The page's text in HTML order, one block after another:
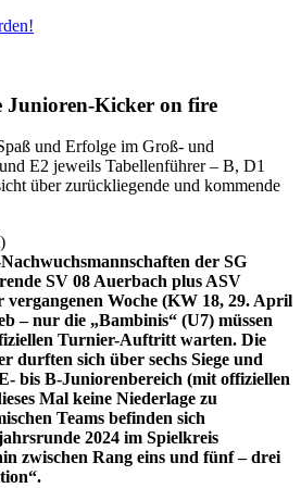
Junioren-Kicker on fire
und Erfolge im Groß- und
E2 jeweils Tabellenführer – B, D1
über zurückliegende und kommende
der SG
SV 08 Auerbach plus ASV
Woche (KW 18, 29. April
– nur die „Bambinis“ (U7) müssen
Turnier-Auftritt warten. Die
durften sich über sechs Siege und
bis B-Juniorenbereich (mit offiziellen
Mal keine Niederlage zu
Teams befinden sich
2024 im Spielkreis
zwischen Rang eins und fünf – drei